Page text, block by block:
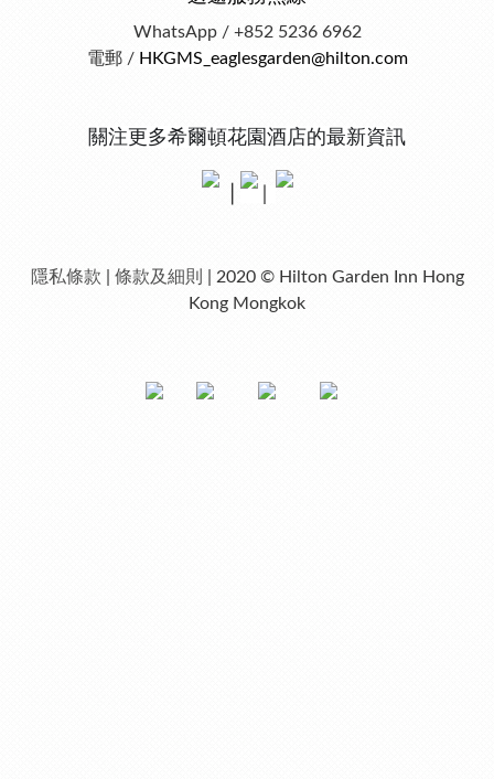
WhatsApp / +852 5236 6962
電郵 / HKGMS_eaglesgarden@hilton.com
關注更多希爾頓花園酒店的最新資訊
隱私條款 條款及細則
| 2020 © Hilton Garden Inn Hong
Kong Mongkok